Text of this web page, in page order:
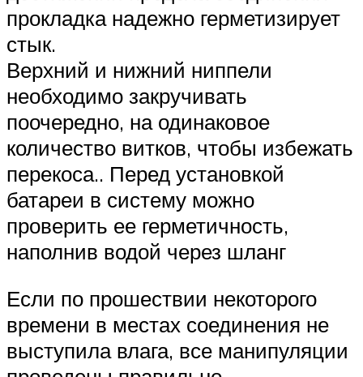
прокладка надежно герметизирует
стык.
Верхний и нижний ниппели
необходимо закручивать
поочередно, на одинаковое
количество витков, чтобы избежать
перекоса.. Перед установкой
батареи в систему можно
проверить ее герметичность,
наполнив водой через шланг
Если по прошествии некоторого
времени в местах соединения не
выступила влага, все манипуляции